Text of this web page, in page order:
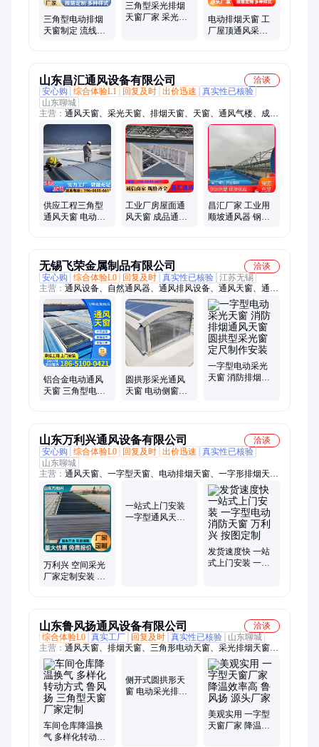
三角型电动排烟
天窗制定 流线型
三角型采光排烟
天窗厂家 采光天
电动排烟天窗 工
厂屋顶通风采光
山东昌汇通风设备有限公司
洽谈
安心购
综合体验L1 回复及时 出价迅速
真实性已核验
山东聊城
主营： 通风天窗、采光天窗、排烟天窗、天窗、通风气楼、成品
气楼
供应工程三角型
通风天窗 电动一
工业厂房屋面通
风天窗 成品通风
昌汇厂家 工业用
顺坡通风器 钢结
无锡飞荣金属制品有限公司
洽谈
安心购
综合体验L0 回复及时 真实性已核验 江苏无锡
主营： 通风设备、自然通风器、通风排风设备、通风天窗、通风
采光天窗、屋脊式通风气楼
铝合金电动通风
天窗 三角型电动
圆拱形采光通风
天窗 电动侧窗安
一字型电动采光
天窗 消防排烟通
山东万利兴通风设备有限公司
洽谈
安心购
综合体验L0 回复及时 出价迅速
真实性已核验
山东聊城
主营： 通风天窗、一字型天窗、电动排烟天窗、一字形排烟天
窗、消防排烟侧窗
万利兴 空间采光
厂家定制安装 一
发货速度快 一站
式上门安装 一字
山东鲁风扬通风设备有限公司
洽谈
综合体验L0 真实工厂 回复及时 真实性已核验
山东聊城
主营： 通风天窗、排烟天窗、三角形电动天窗、采光排烟天窗、
电动天窗、通风气楼
车间仓库降温换
气 多样化转动方
侧开式圆拱形天
窗 电动采光排烟
美观实用 一字型
天窗厂家 降温效